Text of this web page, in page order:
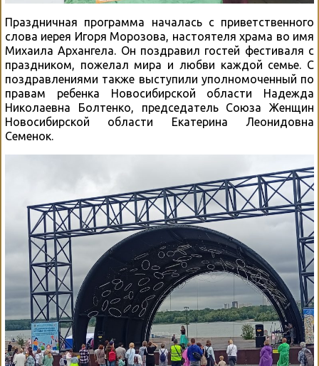
Праздничная программа началась с приветственного
слова иерея Игоря Морозова, настоятеля храма во имя
Михаила Архангела. Он поздравил гостей фестиваля с
праздником, пожелал мира и любви каждой семье. С
поздравлениями также выступили уполномоченный по
правам ребенка Новосибирской области Надежда
Николаевна Болтенко, председатель Союза Женщин
Новосибирской области Екатерина Леонидовна
Семенок.